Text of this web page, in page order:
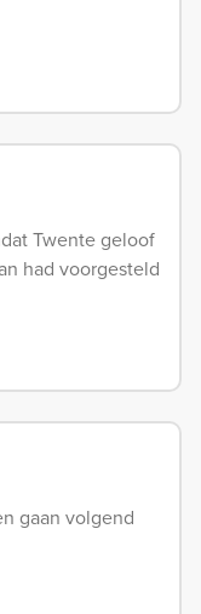
Twente geloof
had voorgesteld
gaan volgend